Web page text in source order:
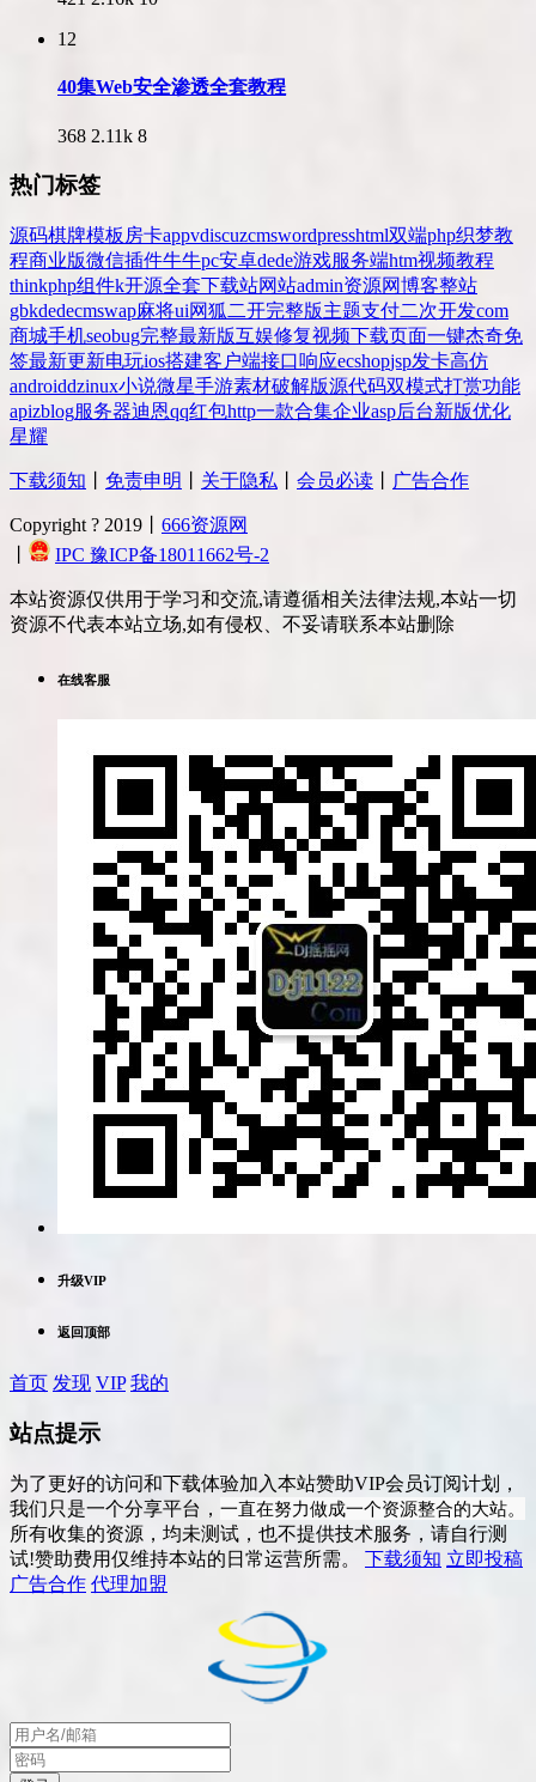
12
40集Web安全渗透全套教程
368 2.11k 8
热门标签
源码棋牌模板 房卡appvdiscuzcmswordpresshtml双端php织梦教
程商业版微信插件牛牛pc安卓dede游戏服务端htm视频教程
thinkphp组件k开源全套下载站网站admin资源网博客整站
gbkdedecmswap麻将ui网狐 二开完整版主题支付二次开发com
商城手机seobug完整最新版互娱修复视频下载页面一键杰奇免
签最新更新电玩ios搭建客户端接口响应ecshopjsp发卡高仿
androiddzinux小说微星手游素材破解版源代码双模式打赏功能
apizblog服务器迪恩qq红包http一款合集企业asp后台新版优化
星耀
下载须知 免责申明 关于隐私 会员必读 广告合作
Copyright ? 2019丨 666资源网
IPC 豫ICP备18011662号-2
本站资源仅供用于学习和交流,请遵循相关法律法规,本站一切
资源不代表本站立场,如有侵权、不妥请联系本站删除
在线客服
升级VIP
返回顶部
首页 发现 VIP 我的
站点提示
为了更好的访问和下载体验加入本站赞助VIP会员订阅计划，
我们只是一个分享平台， 一直在努力做成一个资源整合的大站。
所有收集的资源，均未测试，也不提供技术服务，请自行测
试!赞助费用仅维持本站的日常运营所需。 下载须知 立即投稿
广告合作 代理加盟